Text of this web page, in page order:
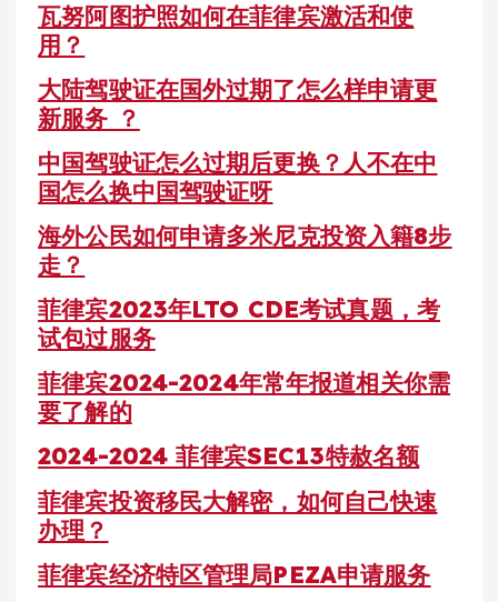
瓦努阿图护照如何在菲律宾激活和使
用？
大陆驾驶证在国外过期了怎么样申请更
新服务 ？
中国驾驶证怎么过期后更换？人不在中
国怎么换中国驾驶证呀
海外公民如何申请多米尼克投资入籍8步
走？
菲律宾2023年LTO CDE考试真题，考
试包过服务
菲律宾2024-2024年常年报道相关你需
要了解的
2024-2024 菲律宾SEC13特赦名额
菲律宾投资移民大解密，如何自己快速
办理？
菲律宾经济特区管理局PEZA申请服务